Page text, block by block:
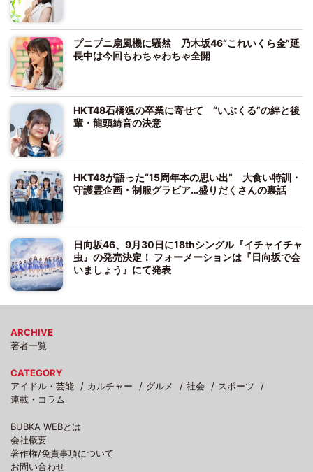
プニプニ扇風機に騒然 乃木坂46“これいくら金”延
長中は今回もわちゃわちゃ全開
HKT48石橋颯の卒業に寄せて “いぶくる”の絆と後
輩・龍頭綺音の決意
HKT48が語った“15周年本の思い出” 大食い特訓・
守護霊企画・制服グラビア…盛りだくさんの裏話
日向坂46、9月30日に18thシングル『イチャイチャ
虫』の発売決定！ フォーメーションは『日向坂で会
いましょう』にて発表
ARCHIVE
著者一覧
CATEGORY
アイドル・芸能
カルチャー グルメ 社会
スポーツ
連載・コラム
BUBKA WEBとは
会社概要
著作権/免責事項について
お問い合わせ